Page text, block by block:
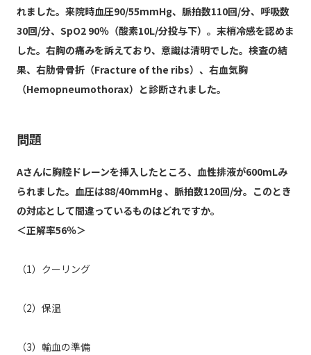
れました。来院時血圧90/55mmHg、脈拍数110回/分、呼吸数
30回/分、SpO2 90％（酸素10L/分投与下）。末梢冷感を認めま
した。右胸の痛みを訴えており、意識は清明でした。検査の結
果、右肋骨骨折（Fracture of the ribs）、右血気胸
（Hemopneumothorax）と診断されました。
問題
Aさんに胸腔ドレーンを挿入したところ、血性排液が600mLみ
られました。血圧は88/40mmHg 、脈拍数120回/分。このとき
の対応として間違っているものはどれですか。
＜正解率56％＞
（1）クーリング
（2）保温
（3）輸血の準備